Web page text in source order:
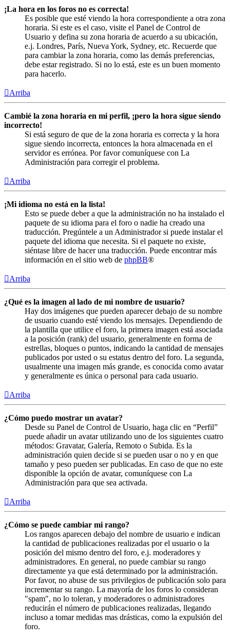
¡La hora en los foros no es correcta!
Es posible que esté viendo la hora correspondiente a otra zona
horaria. Si este es el caso, visite el Panel de Control de
Usuario y defina su zona horaria de acuerdo a su ubicación,
e.j. Londres, París, Nueva York, Sydney, etc. Recuerde que
para cambiar la zona horaria, como las demás preferencias,
debe estar registrado. Si no lo está, este es un buen momento
para hacerlo.
Arriba
Cambié la zona horaria en mi perfil, ¡pero la hora sigue siendo
incorrecto!
Si está seguro de que de la zona horaria es correcta y la hora
sigue siendo incorrecta, entonces la hora almacenada en el
servidor es errónea. Por favor comuníquese con La
Administración para corregir el problema.
Arriba
¡Mi idioma no está en la lista!
Esto se puede deber a que la administración no ha instalado el
paquete de su idioma para el foro o nadie ha creado una
traducción. Pregúntele a un Administrador si puede instalar el
paquete del idioma que necesita. Si el paquete no existe,
siéntase libre de hacer una traducción. Puede encontrar más
información en el sitio web de phpBB®
Arriba
¿Qué es la imagen al lado de mi nombre de usuario?
Hay dos imágenes que pueden aparecer debajo de su nombre
de usuario cuando esté viendo los mensajes. Dependiendo de
la plantilla que utilice el foro, la primera imagen está asociada
a la posición (rank) del usuario, generalmente en forma de
estrellas, bloques o puntos, indicando la cantidad de mensajes
publicados por usted o su estatus dentro del foro. La segunda,
usualmente una imagen más grande, es conocida como avatar
y generalmente es única o personal para cada usuario.
Arriba
¿Cómo puedo mostrar un avatar?
Desde su Panel de Control de Usuario, haga clic en “Perfil”
puede añadir un avatar utilizando uno de los siguientes cuatro
métodos: Gravatar, Galería, Remoto o Subida. Es la
administración quien decide si se pueden usar o no y en que
tamaño y peso pueden ser publicadas. En caso de que no este
disponible la opción de avatar, comuníquese con La
Administración para que sea activada.
Arriba
¿Cómo se puede cambiar mi rango?
Los rangos aparecen debajo del nombre de usuario e indican
la cantidad de publicaciones realizadas por el usuario o la
posición del mismo dentro del foro, e.j. moderadores y
administradores. En general, no puede cambiar su rango
directamente ya que está determinado por la administración.
Por favor, no abuse de sus privilegios de publicación solo para
incrementar su rango. La mayoría de los foros lo consideran
"spam", no lo toleran, y moderadores o administradores
reducirán el número de publicaciones realizadas, llegando
incluso a tomar medidas mas drásticas, como la expulsión del
foro.